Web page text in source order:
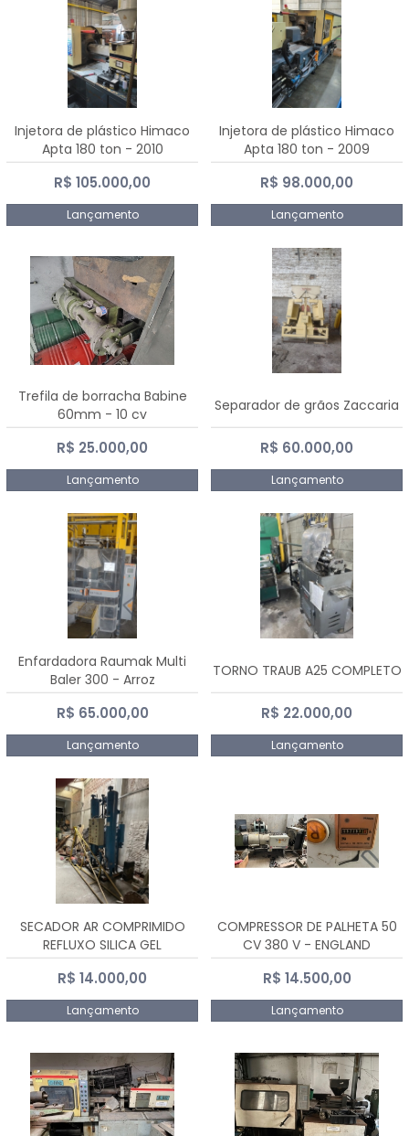
Injetora de plástico Himaco
Apta 180 ton - 2010
R$ 105.000,00
Lançamento
Injetora de plástico Himaco
Apta 180 ton - 2009
R$ 98.000,00
Lançamento
Trefila de borracha Babine
60mm - 10 cv
R$ 25.000,00
Lançamento
Separador de grãos Zaccaria
R$ 60.000,00
Lançamento
Enfardadora Raumak Multi
Baler 300 - Arroz
R$ 65.000,00
Lançamento
TORNO TRAUB A25 COMPLETO
R$ 22.000,00
Lançamento
SECADOR AR COMPRIMIDO
REFLUXO SILICA GEL
R$ 14.000,00
Lançamento
COMPRESSOR DE PALHETA 50
CV 380 V - ENGLAND
R$ 14.500,00
Lançamento